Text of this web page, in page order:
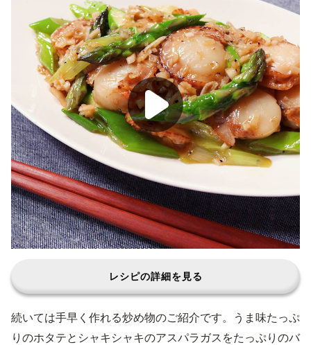
レシピの詳細を見る
続いては手早く作れる炒め物のご紹介です。うま味たっぷ
りのホタテとシャキシャキのアスパラガスをたっぷりのバ